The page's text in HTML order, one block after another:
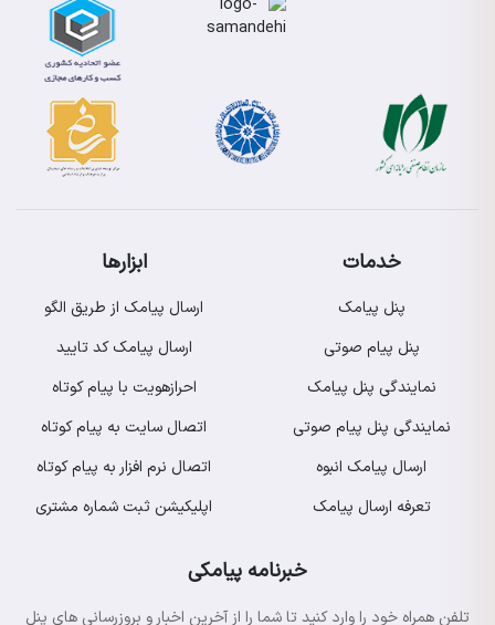
خدمات
پنل پیامک
پنل پیام صوتی
نمایندگی پنل پیامک
نمایندگی پنل پیام صوتی
ارسال پیامک انبوه
تعرفه ارسال پیامک
ابزارها
ارسال پیامک از طریق الگو
ارسال پیامک کد تایید
احرازهویت با پیام کوتاه
اتصال سایت به پیام کوتاه
اتصال نرم افزار به پیام کوتاه
اپلیکیشن ثبت شماره مشتری
خبرنامه پیامکی
تلفن همراه خود را وارد کنید تا شما را از آخرین اخبار و بروزرسانی های پنل